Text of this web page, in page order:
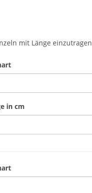
mit Länge einzutragen
in cm